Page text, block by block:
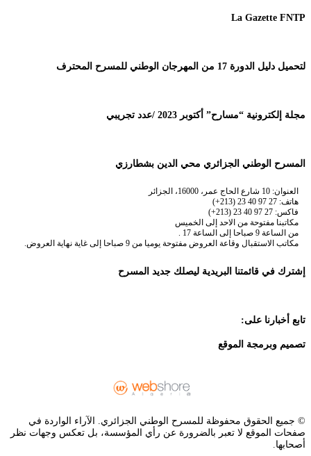
La Gazette FNTP
لتحميل دليل الدورة 17 من المهرجان الوطني للمسرح المحترف
مجلة إلكترونية “مسارح” أكتوبر 2023 /عدد تجريبي
المسرح الوطني الجزائري محي الدين بشطارزي
العنوان: 10 شارع الحاج عمر، 16000، الجزائر
هاتف: 27 97 40 23 (213+)
فاكس: 27 97 40 23 (213+)
مكاتبنا مفتوحة من الاحد إلى الخميس
من الساعة 9 صباحا إلى الساعة 17 .
مكاتب الاستقبال وقاعة العروض مفتوحة يوميا من 9 صباحا إلى غاية نهاية العروض.
إشترك في قائمتنا البريدية ليصلك جديد المسرح
تابع أخبارنا على:
تصميم وبرمجة الموقع
© جميع الحقوق محفوظة للمسرح الوطني الجزائري. الآراء الواردة في
صفحات الموقع لا تعبر بالضرورة عن رأي المؤسسة، بل تعكس وجهات نظر
أصحابها.